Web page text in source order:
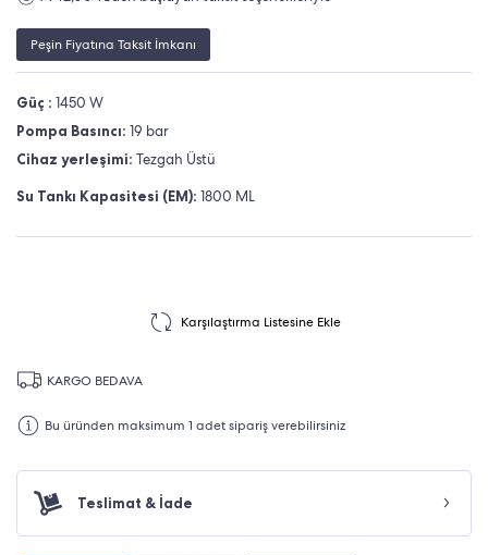
Peşin Fiyatına Taksit İmkanı
Güç : 1450 W
Pompa Basıncı: 19 bar
Cihaz yerleşimi: Tezgah Üstü
Su Tankı Kapasitesi (EM): 1800 ML
Karşılaştırma Listesine Ekle
KARGO BEDAVA
Bu üründen maksimum 1 adet sipariş verebilirsiniz
Teslimat & İade